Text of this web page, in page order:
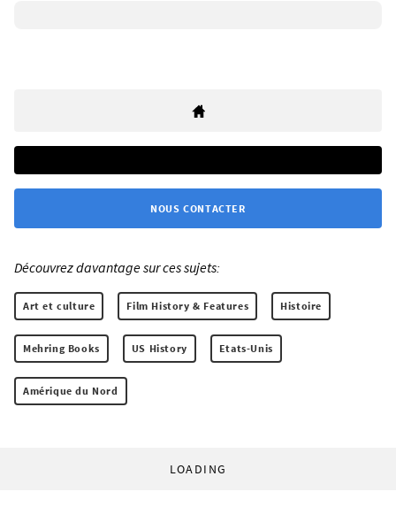
NOUS CONTACTER
Découvrez davantage sur ces sujets:
Art et culture Film History & Features Histoire
Mehring Books US History Etats-Unis
Amérique du Nord
LOADING